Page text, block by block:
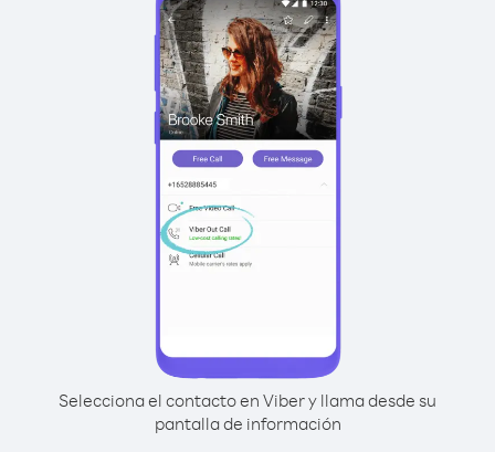
Selecciona el contacto en Viber y llama desde su
pantalla de información